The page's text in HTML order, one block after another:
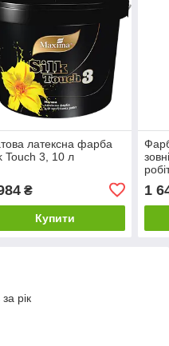
латексна фарба
Touch 3, 10 л
₴
Купити
1
рік